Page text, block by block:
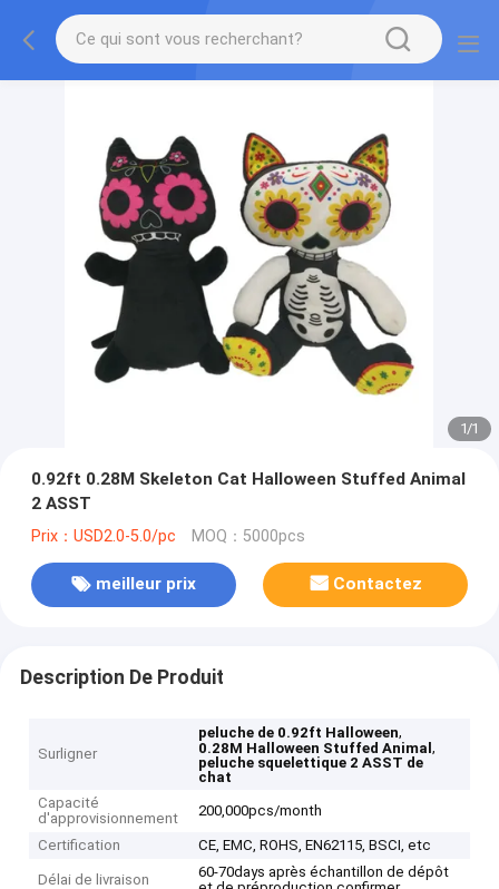
1/1
0.92ft 0.28M Skeleton Cat Halloween Stuffed Animal
2 ASST
Prix：USD2.0-5.0/pc MOQ：5000pcs
meilleur prix Contactez
Description De Produit
Surligner
peluche de 0.92ft Halloween,
0.28M Halloween Stuffed Animal,
peluche squelettique 2 ASST de
chat
Capacité
d'approvisionnement
200,000pcs/month
Certification CE, EMC, ROHS, EN62115, BSCI, etc
Délai de livraison
60-70days après échantillon de dépôt